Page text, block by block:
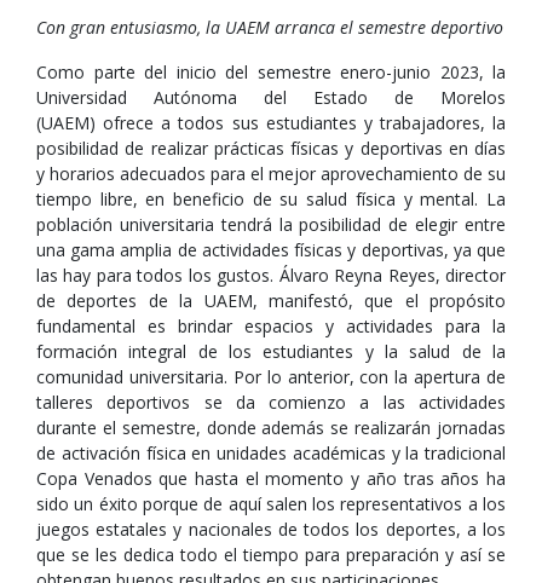
Con gran entusiasmo, la UAEM arranca el semestre deportivo
Como parte del inicio del semestre enero-junio 2023, la
Universidad Autónoma del Estado de Morelos
(UAEM) ofrece a todos sus estudiantes y trabajadores, la
posibilidad de realizar prácticas físicas y deportivas en días
y horarios adecuados para el mejor aprovechamiento de su
tiempo libre, en beneficio de su salud física y mental. La
población universitaria tendrá la posibilidad de elegir entre
una gama amplia de actividades físicas y deportivas, ya que
las hay para todos los gustos. Álvaro Reyna Reyes, director
de deportes de la UAEM, manifestó, que el propósito
fundamental es brindar espacios y actividades para la
formación integral de los estudiantes y la salud de la
comunidad universitaria. Por lo anterior, con la apertura de
talleres deportivos se da comienzo a las actividades
durante el semestre, donde además se realizarán jornadas
de activación física en unidades académicas y la tradicional
Copa Venados que hasta el momento y año tras años ha
sido un éxito porque de aquí salen los representativos a los
juegos estatales y nacionales de todos los deportes, a los
que se les dedica todo el tiempo para preparación y así se